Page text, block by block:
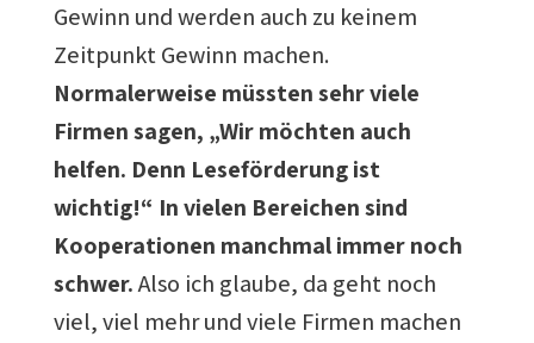
Gewinn und werden auch zu keinem
Zeitpunkt Gewinn machen.
Normalerweise müssten sehr viele
Firmen sagen, „Wir möchten auch
helfen. Denn Leseförderung ist
wichtig!“ In vielen Bereichen sind
Kooperationen manchmal immer noch
schwer.Also ich glaube, da geht noch
viel, viel mehr und viele Firmen machen